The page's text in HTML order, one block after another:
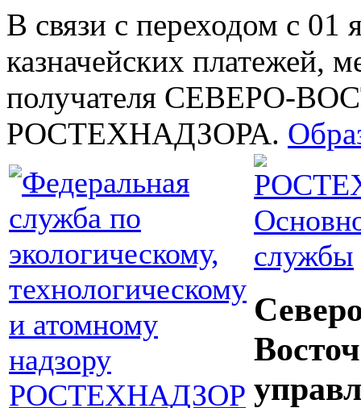
В связи с переходом с 01
казначейских платежей,
получателя СЕВЕРО-
РОСТЕХНАДЗОРА.
службы